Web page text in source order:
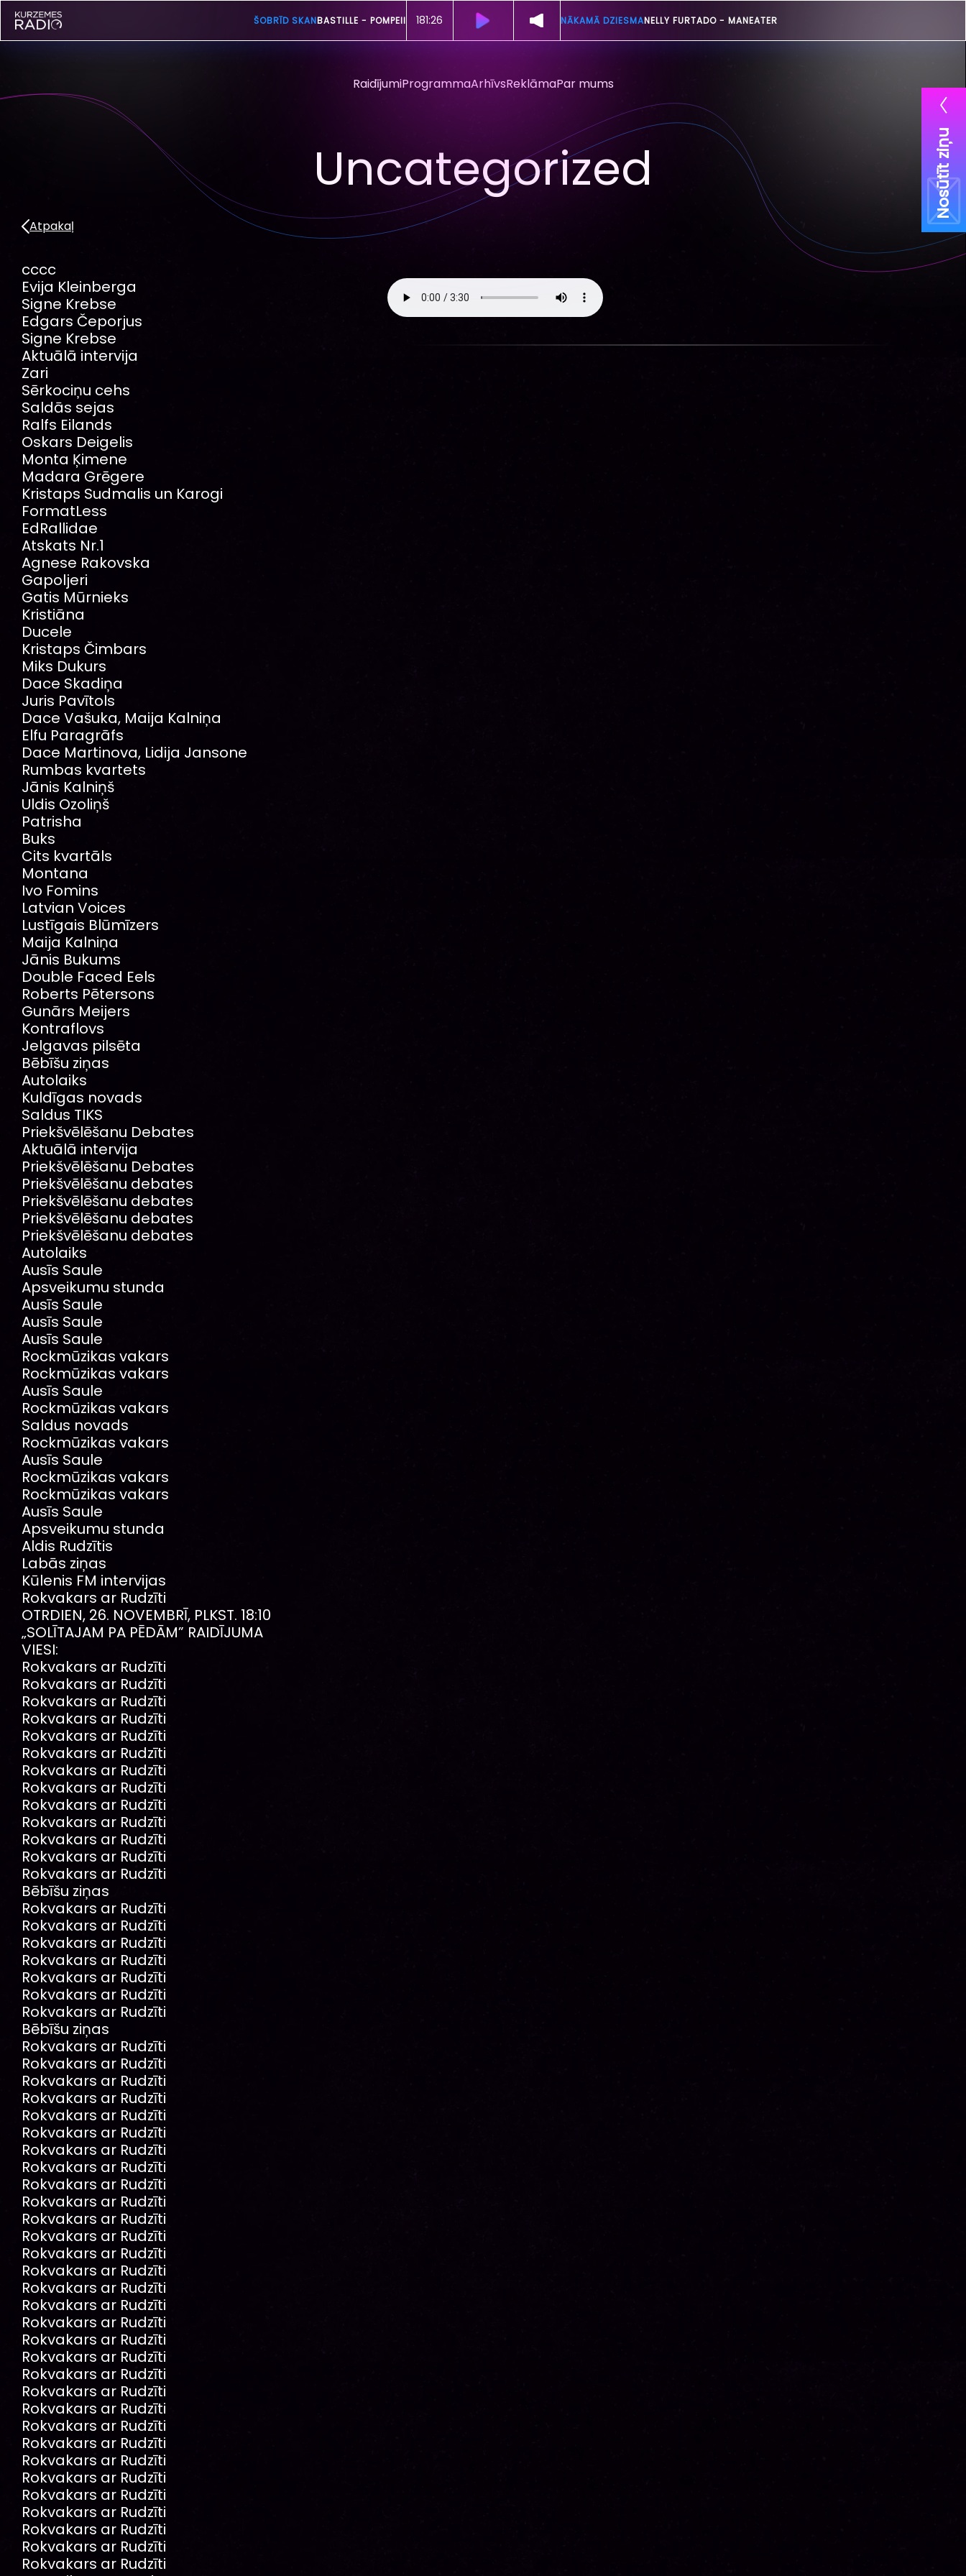
ŠOBRĪD SKANBASTILLE - POMPEII 181:24 NĀKAMĀ DZIESMANELLY FURTADO - MANEATER
RaidījumiProgrammaArhīvsReklāmaPar mums
Nosūtīt ziņu
Uncategorized
Atpakaļ
cccc
Evija Kleinberga
Signe Krebse
Edgars Čeporjus
Signe Krebse
Aktuālā intervija
Zari
Sērkociņu cehs
Saldās sejas
Ralfs Eilands
Oskars Deigelis
Monta Ķimene
Madara Grēgere
Kristaps Sudmalis un Karogi
FormatLess
EdRallidae
Atskats Nr.1
Agnese Rakovska
Gapoljeri
Gatis Mūrnieks
Kristiāna
Ducele
Kristaps Čimbars
Miks Dukurs
Dace Skadiņa
Juris Pavītols
Dace Vašuka, Maija Kalniņa
Elfu Paragrāfs
Dace Martinova, Lidija Jansone
Rumbas kvartets
Jānis Kalniņš
Uldis Ozoliņš
Patrisha
Buks
Cits kvartāls
Montana
Ivo Fomins
Latvian Voices
Lustīgais Blūmīzers
Maija Kalniņa
Jānis Bukums
Double Faced Eels
Roberts Pētersons
Gunārs Meijers
Kontraflovs
Jelgavas pilsēta
Bēbīšu ziņas
Autolaiks
Kuldīgas novads
Saldus TIKS
Priekšvēlēšanu Debates
Aktuālā intervija
Priekšvēlēšanu Debates
Priekšvēlēšanu debates
Priekšvēlēšanu debates
Priekšvēlēšanu debates
Priekšvēlēšanu debates
Autolaiks
Ausīs Saule
Apsveikumu stunda
Ausīs Saule
Ausīs Saule
Ausīs Saule
Rockmūzikas vakars
Rockmūzikas vakars
Ausīs Saule
Rockmūzikas vakars
Saldus novads
Rockmūzikas vakars
Ausīs Saule
Rockmūzikas vakars
Rockmūzikas vakars
Ausīs Saule
Apsveikumu stunda
Aldis Rudzītis
Labās ziņas
Kūlenis FM intervijas
Rokvakars ar Rudzīti
OTRDIEN, 26. NOVEMBRĪ, PLKST. 18:10
„SOLĪTAJAM PA PĒDĀM” RAIDĪJUMA
VIESI:
Rokvakars ar Rudzīti
Rokvakars ar Rudzīti
Rokvakars ar Rudzīti
Rokvakars ar Rudzīti
Rokvakars ar Rudzīti
Rokvakars ar Rudzīti
Rokvakars ar Rudzīti
Rokvakars ar Rudzīti
Rokvakars ar Rudzīti
Rokvakars ar Rudzīti
Rokvakars ar Rudzīti
Rokvakars ar Rudzīti
Rokvakars ar Rudzīti
Bēbīšu ziņas
Rokvakars ar Rudzīti
Rokvakars ar Rudzīti
Rokvakars ar Rudzīti
Rokvakars ar Rudzīti
Rokvakars ar Rudzīti
Rokvakars ar Rudzīti
Rokvakars ar Rudzīti
Bēbīšu ziņas
Rokvakars ar Rudzīti
Rokvakars ar Rudzīti
Rokvakars ar Rudzīti
Rokvakars ar Rudzīti
Rokvakars ar Rudzīti
Rokvakars ar Rudzīti
Rokvakars ar Rudzīti
Rokvakars ar Rudzīti
Rokvakars ar Rudzīti
Rokvakars ar Rudzīti
Rokvakars ar Rudzīti
Rokvakars ar Rudzīti
Rokvakars ar Rudzīti
Rokvakars ar Rudzīti
Rokvakars ar Rudzīti
Rokvakars ar Rudzīti
Rokvakars ar Rudzīti
Rokvakars ar Rudzīti
Rokvakars ar Rudzīti
Rokvakars ar Rudzīti
Rokvakars ar Rudzīti
Rokvakars ar Rudzīti
Rokvakars ar Rudzīti
Rokvakars ar Rudzīti
Rokvakars ar Rudzīti
Rokvakars ar Rudzīti
Rokvakars ar Rudzīti
Rokvakars ar Rudzīti
Rokvakars ar Rudzīti
Rokvakars ar Rudzīti
Rokvakars ar Rudzīti